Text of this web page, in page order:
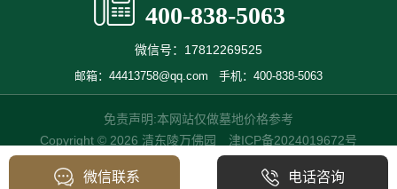
400-838-5063
微信号：17812269525
邮箱：44413758@qq.com 手机：400-838-5063
免责声明:本网站仅做墓地价格参考
Copyright © 2026 清东陵万佛园 津ICP备2024019672号
微信联系 电话咨询